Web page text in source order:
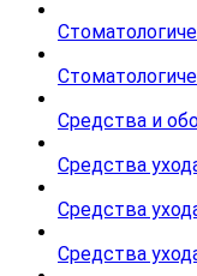
Средства и
Средства
Средства
Средства